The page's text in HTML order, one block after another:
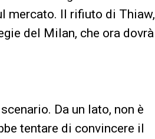
mercato. Il rifiuto di Thiaw,
del Milan, che ora dovrà
Da un lato, non è
tentare di convincere il